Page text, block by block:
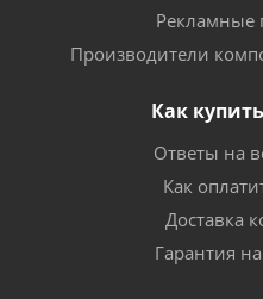
Рекламные
Производители
Как
Ответы на
Как
Доставка
Гарантия